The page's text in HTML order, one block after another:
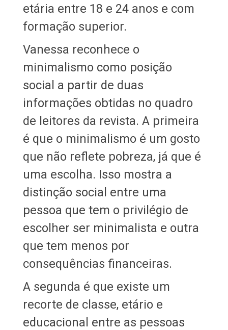
etária entre 18 e 24 anos e com
formação superior.
Vanessa reconhece o
minimalismo como posição
social a partir de duas
informações obtidas no quadro
de leitores da revista. A primeira
é que o minimalismo é um gosto
que não reflete pobreza, já que é
uma escolha. Isso mostra a
distinção social entre uma
pessoa que tem o privilégio de
escolher ser minimalista e outra
que tem menos por
consequências financeiras.
A segunda é que existe um
recorte de classe, etário e
educacional entre as pessoas